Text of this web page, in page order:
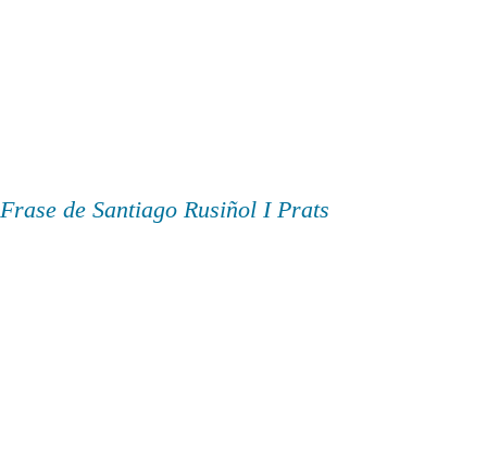
Frase de Santiago Rusiñol I Prats